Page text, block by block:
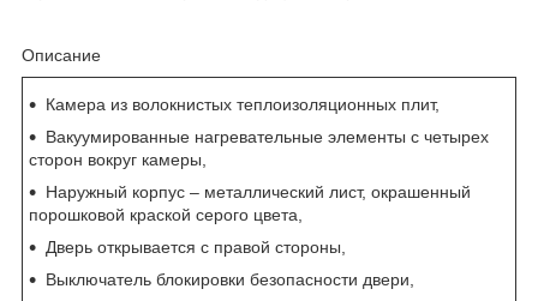
Описание
Камера из волокнистых теплоизоляционных плит,
Вакуумированные нагревательные элементы с четырех
сторон вокруг камеры,
Наружный корпус – металлический лист, окрашенный
порошковой краской серого цвета,
Дверь открывается с правой стороны,
Выключатель блокировки безопасности двери,